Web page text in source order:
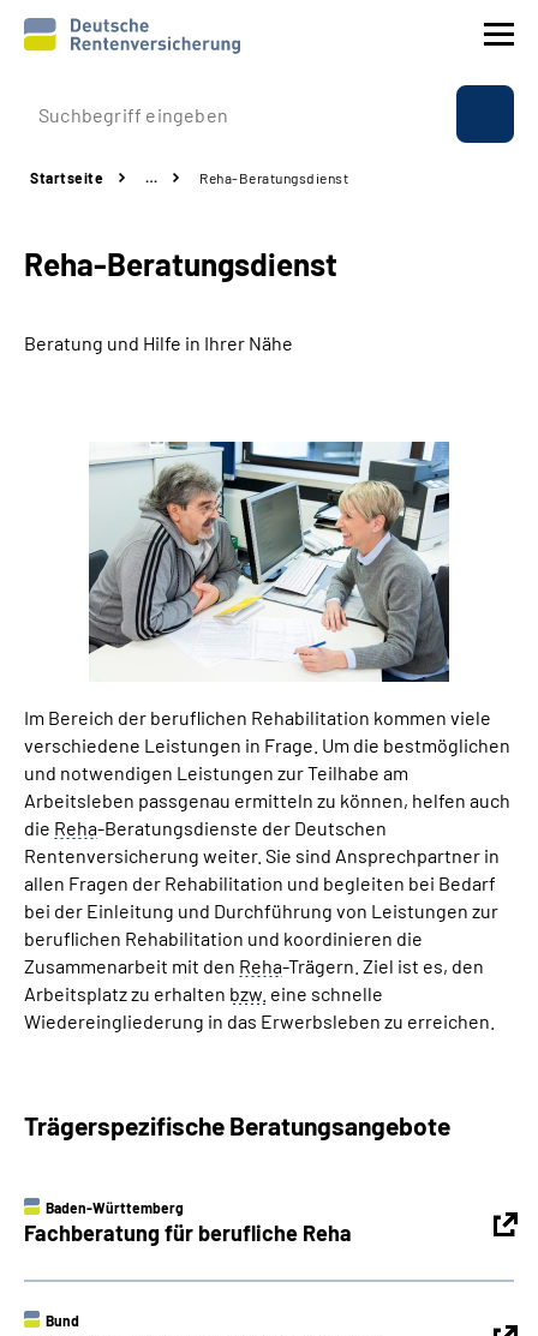
Prävention
Rente
Beratung & Kontakt
Über uns & Presse
Online-Services
Suche
Language
Inhalte in Gebärdensprache (DGS)
Leichte Sprache
Mein Kundenportal
Startseite … Reha-Beratungsdienst
Reha-Beratungsdienst
Beratung und Hilfe in Ihrer Nähe
Im Bereich der beruflichen Rehabilitation kommen viele
verschiedene Leistungen in Frage. Um die bestmöglichen
und notwendigen Leistungen zur Teilhabe am
Arbeitsleben passgenau ermitteln zu können, helfen auch
die Reha-Beratungsdienste der Deutschen
Rentenversicherung weiter. Sie sind Ansprechpartner in
allen Fragen der Rehabilitation und begleiten bei Bedarf
bei der Einleitung und Durchführung von Leistungen zur
beruflichen Rehabilitation und koordinieren die
Zusammenarbeit mit den Reha-Trägern. Ziel ist es, den
Arbeitsplatz zu erhalten bzw. eine schnelle
Wiedereingliederung in das Erwerbsleben zu erreichen.
Trägerspezifische Beratungsangebote
Baden-Württemberg
Fachberatung für berufliche Reha
Bund